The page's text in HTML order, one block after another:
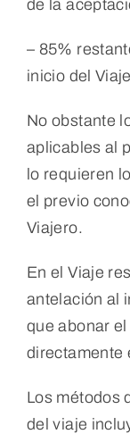
de la
– 85%
inicio del
No obstante
aplicables al
lo requieren
el previo
Viajero.
En el Viaje
antelación al
que abonar
directamente
Los métodos
del viaje